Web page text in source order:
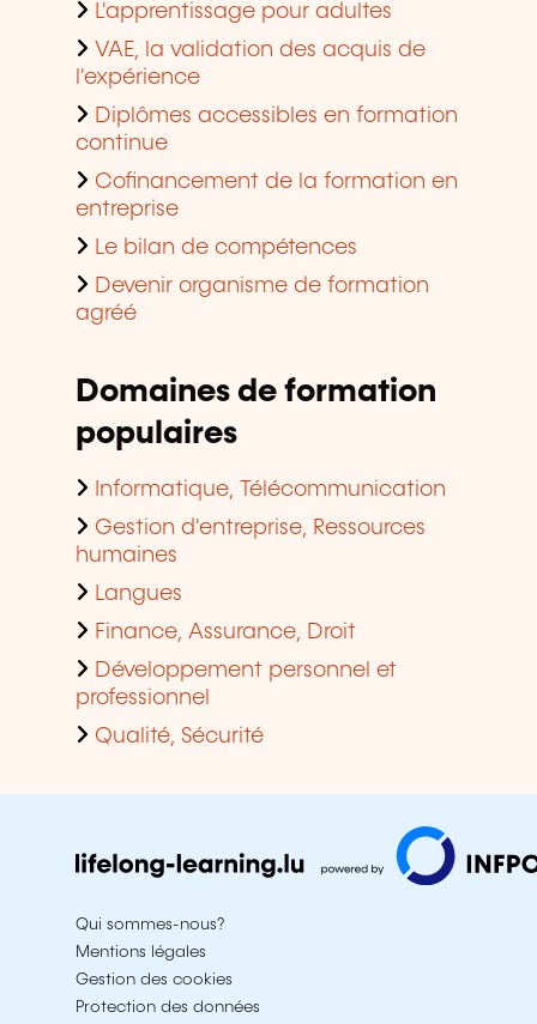
L'apprentissage pour adultes
VAE, la validation des acquis de
l'expérience
Diplômes accessibles en formation
continue
Cofinancement de la formation en
entreprise
Le bilan de compétences
Devenir organisme de formation
agréé
Domaines de formation
populaires
Informatique, Télécommunication
Gestion d'entreprise, Ressources
humaines
Langues
Finance, Assurance, Droit
Développement personnel et
professionnel
Qualité, Sécurité
Qui sommes-nous?
Mentions légales
Gestion des cookies
Protection des données